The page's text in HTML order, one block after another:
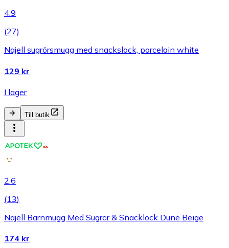
4.9
(27)
Najell sugrörsmugg med snackslock, porcelain white
129 kr
I lager
Till butik
2.6
(13)
Najell Barnmugg Med Sugrör & Snacklock Dune Beige
174 kr